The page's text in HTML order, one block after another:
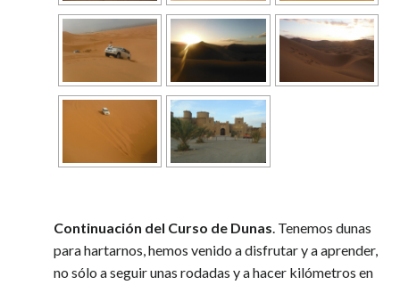
Continuación del Curso de Dunas. Tenemos dunas
para hartarnos, hemos venido a disfrutar y a aprender,
no sólo a seguir unas rodadas y a hacer kilómetros en